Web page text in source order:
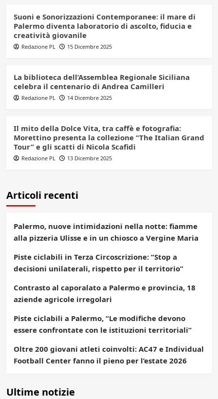
Suoni e Sonorizzazioni Contemporanee: il mare di
Palermo diventa laboratorio di ascolto, fiducia e
creatività giovanile
Redazione PL 15 Dicembre 2025
La biblioteca dell’Assemblea Regionale Siciliana
celebra il centenario di Andrea Camilleri
Redazione PL 14 Dicembre 2025
Il mito della Dolce Vita, tra caffè e fotografia:
Morettino presenta la collezione “The Italian Grand
Tour” e gli scatti di Nicola Scafidi
Redazione PL 13 Dicembre 2025
Articoli recenti
Palermo, nuove intimidazioni nella notte: fiamme
alla pizzeria Ulisse e in un chiosco a Vergine Maria
Piste ciclabili in Terza Circoscrizione: “Stop a
decisioni unilaterali, rispetto per il territorio”
Contrasto al caporalato a Palermo e provincia, 18
aziende agricole irregolari
Piste ciclabili a Palermo, “Le modifiche devono
essere confrontate con le istituzioni territoriali”
Oltre 200 giovani atleti coinvolti: AC47 e Individual
Football Center fanno il pieno per l’estate 2026
Ultime notizie